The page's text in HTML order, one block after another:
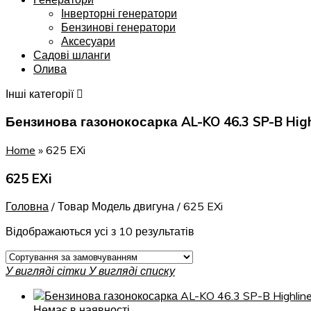
Інверторні генератори
Бензинові генератори
Аксесуари
Садові шланги
Олива
Інші категорії
Бензинова газонокосарка AL-KO 46.3 SP-B
Home » 625 EXi
625 EXi
Головна / Товар Модель двигуна / 625 EXi
Відображаються усі з 10 результатів
У вигляді сітки У вигляді списку